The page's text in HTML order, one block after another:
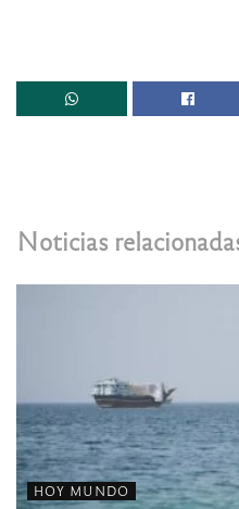
Noticias
HOY MUNDO